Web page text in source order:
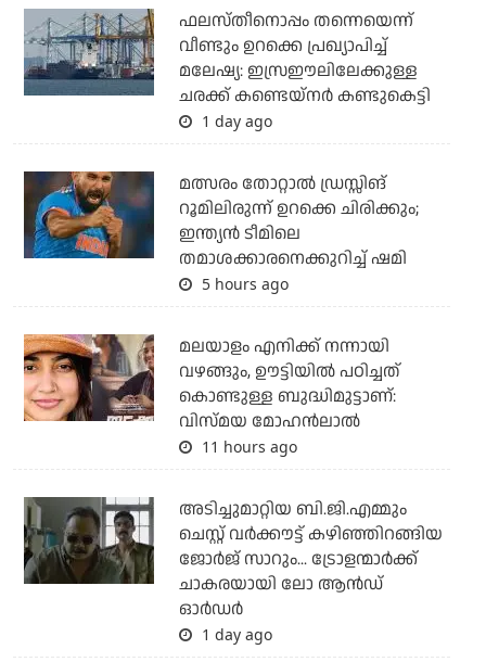
ഫലസ്തീനൊപ്പം തന്നെയെന്ന്
വീണ്ടും ഉറക്കെ പ്രഖ്യാപിച്ച്
മലേഷ്യ: ഇസ്രഈലിലേക്കുള്ള
ചരക്ക് കണ്ടെയ്‌നര്‍ കണ്ടുകെട്ടി
1 day ago
മത്സരം തോറ്റാല്‍ ഡ്രസ്സിങ്
റൂമിലിരുന്ന് ഉറക്കെ ചിരിക്കും;
ഇന്ത്യന്‍ ടീമിലെ
തമാശക്കാരനെക്കുറിച്ച് ഷമി
5 hours ago
മലയാളം എനിക്ക് നന്നായി
വഴങ്ങും, ഊട്ടിയില്‍ പഠിച്ചത്
കൊണ്ടുള്ള ബുദ്ധിമുട്ടാണ്:
വിസ്മയ മോഹന്‍ലാല്‍
11 hours ago
അടിച്ചുമാറ്റിയ ബി.ജി.എമ്മും
ചെസ്റ്റ് വര്‍ക്കൗട്ട് കഴിഞ്ഞിറങ്ങിയ
ജോര്‍ജ് സാറും... ട്രോളന്മാര്‍ക്ക്
ചാകരയായി ലോ ആന്‍ഡ്
ഓര്‍ഡര്‍
1 day ago